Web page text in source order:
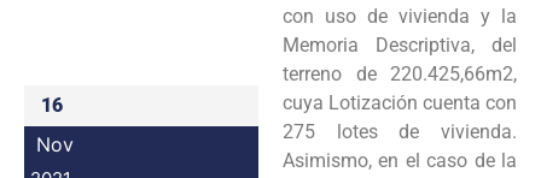
16
Nov
con uso de vivienda y la
Memoria Descriptiva, del
terreno de 220.425,66m2,
cuya Lotización cuenta con
275 lotes de vivienda.
Asimismo, en el caso de la